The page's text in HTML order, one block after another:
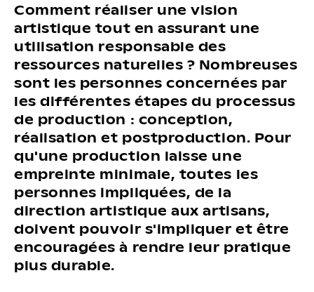
Comment réaliser une vision
artistique tout en assurant une
utilisation responsable des
ressources naturelles ? Nombreuses
sont les personnes concernées par
les différentes étapes du processus
de production : conception,
réalisation et postproduction. Pour
qu'une production laisse une
empreinte minimale, toutes les
personnes impliquées, de la
direction artistique aux artisans,
doivent pouvoir s'impliquer et être
encouragées à rendre leur pratique
plus durable.